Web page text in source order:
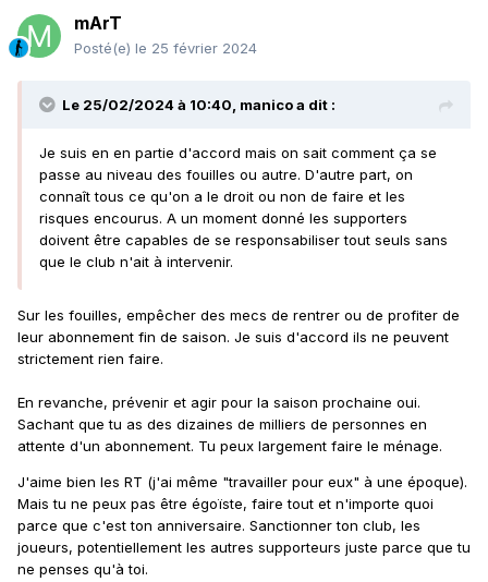
mArT
Posté(e) le 25 février 2024
Le 25/02/2024 à 10:40, manicoa dit :
Je suis en en partie d'accord mais on sait comment ça se
passe au niveau des fouilles ou autre. D'autre part, on
connaît tous ce qu'on a le droit ou non de faire et les
risques encourus. A un moment donné les supporters
doivent être capables de se responsabiliser tout seuls sans
que le club n'ait à intervenir.
Sur les fouilles, empêcher des mecs de rentrer ou de profiter de
leur abonnement fin de saison. Je suis d'accord ils ne peuvent
strictement rien faire.
En revanche, prévenir et agir pour la saison prochaine oui.
Sachant que tu as des dizaines de milliers de personnes en
attente d'un abonnement. Tu peux largement faire le ménage.
J'aime bien les RT (j'ai même "travailler pour eux" à une époque).
Mais tu ne peux pas être égoïste, faire tout et n'importe quoi
parce que c'est ton anniversaire. Sanctionner ton club, les
joueurs, potentiellement les autres supporteurs juste parce que tu
ne penses qu'à toi.